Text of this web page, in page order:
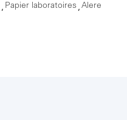
, Papier laboratoires , Alere